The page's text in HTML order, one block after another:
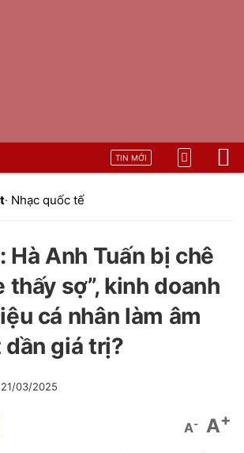
TIN MỚI
· Nhạc quốc tế
Hà Anh Tuấn bị chê
thấy sợ”, kinh doanh
cá nhân làm âm
dần giá trị?
03/2025
A- A+